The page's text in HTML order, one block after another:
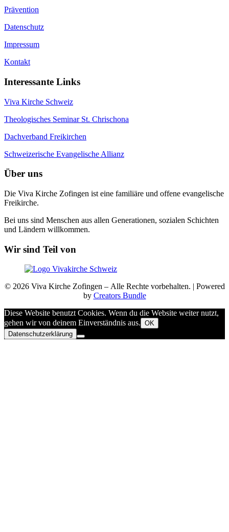
Prävention
Datenschutz
Impressum
Kontakt
Interessante Links
Viva Kirche Schweiz
Theologisches Seminar St. Chrischona
Dachverband Freikirchen
Schweizerische Evangelische Allianz
Über uns
Die Viva Kirche Zofingen ist eine familiäre und offene evangelische
Freikirche.
Bei uns sind Menschen aus allen Generationen, sozialen Schichten
und Ländern willkommen.
Wir sind Teil von
© 2026 Viva Kirche Zofingen – Alle Rechte vorbehalten. | Powered
by Creators Bundle
Diese Website benutzt Cookies. Wenn du die Website weiter nutzt,
gehen wir von deinem Einverständnis aus. OK
Datenschutzerklärung